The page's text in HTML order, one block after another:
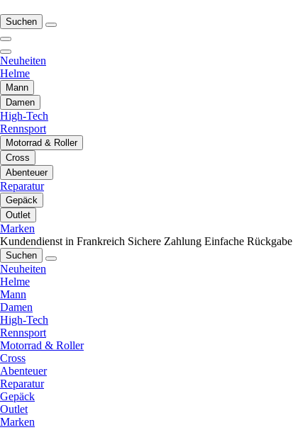
Suchen
Neuheiten
Helme
Mann
Damen
High-Tech
Rennsport
Motorrad & Roller
Cross
Abenteuer
Reparatur
Gepäck
Outlet
Marken
Kundendienst in Frankreich Sichere Zahlung Einfache Rückgabe
Suchen
Neuheiten
Helme
Mann
Damen
High-Tech
Rennsport
Motorrad & Roller
Cross
Abenteuer
Reparatur
Gepäck
Outlet
Marken